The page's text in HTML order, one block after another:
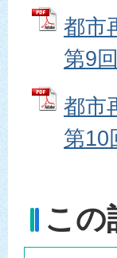
都市
第9
都市
第10
この